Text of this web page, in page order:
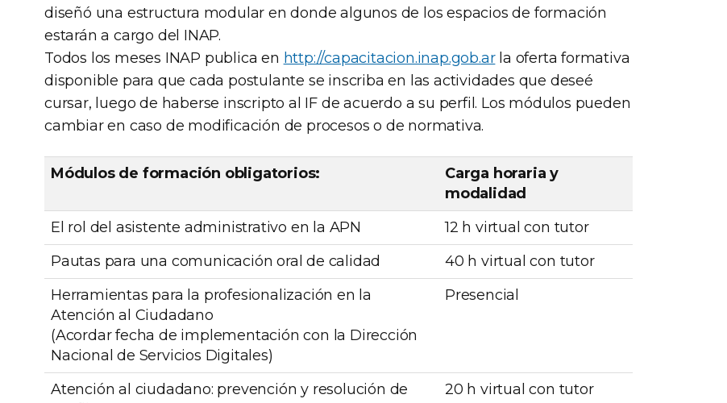
diseñó una estructura modular en donde algunos de los espacios de formación
estarán a cargo del INAP.
Todos los meses INAP publica en http://capacitacion.inap.gob.arla oferta formativa
disponible para que cada postulante se inscriba en las actividades que deseé
cursar, luego de haberse inscripto al IF de acuerdo a su perfil. Los módulos pueden
cambiar en caso de modificación de procesos o de normativa.
Módulos de formación obligatorios:
Carga horaria y
modalidad
El rol del asistente administrativo en la APN
12 h virtual con tutor
Pautas para una comunicación oral de calidad
40 h virtual con tutor
Herramientas para la profesionalización en la
Atención al Ciudadano
(Acordar fecha de implementación con la Dirección
Nacional de Servicios Digitales)
Presencial
Atención al ciudadano: prevención y resolución de
20 h virtual con tutor